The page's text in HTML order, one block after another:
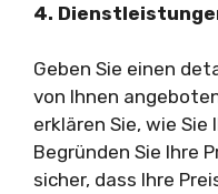
4.
Geben Sie einen
von Ihnen
erklären Sie, wie
Begründen Sie Ihre
sicher, dass Ihre